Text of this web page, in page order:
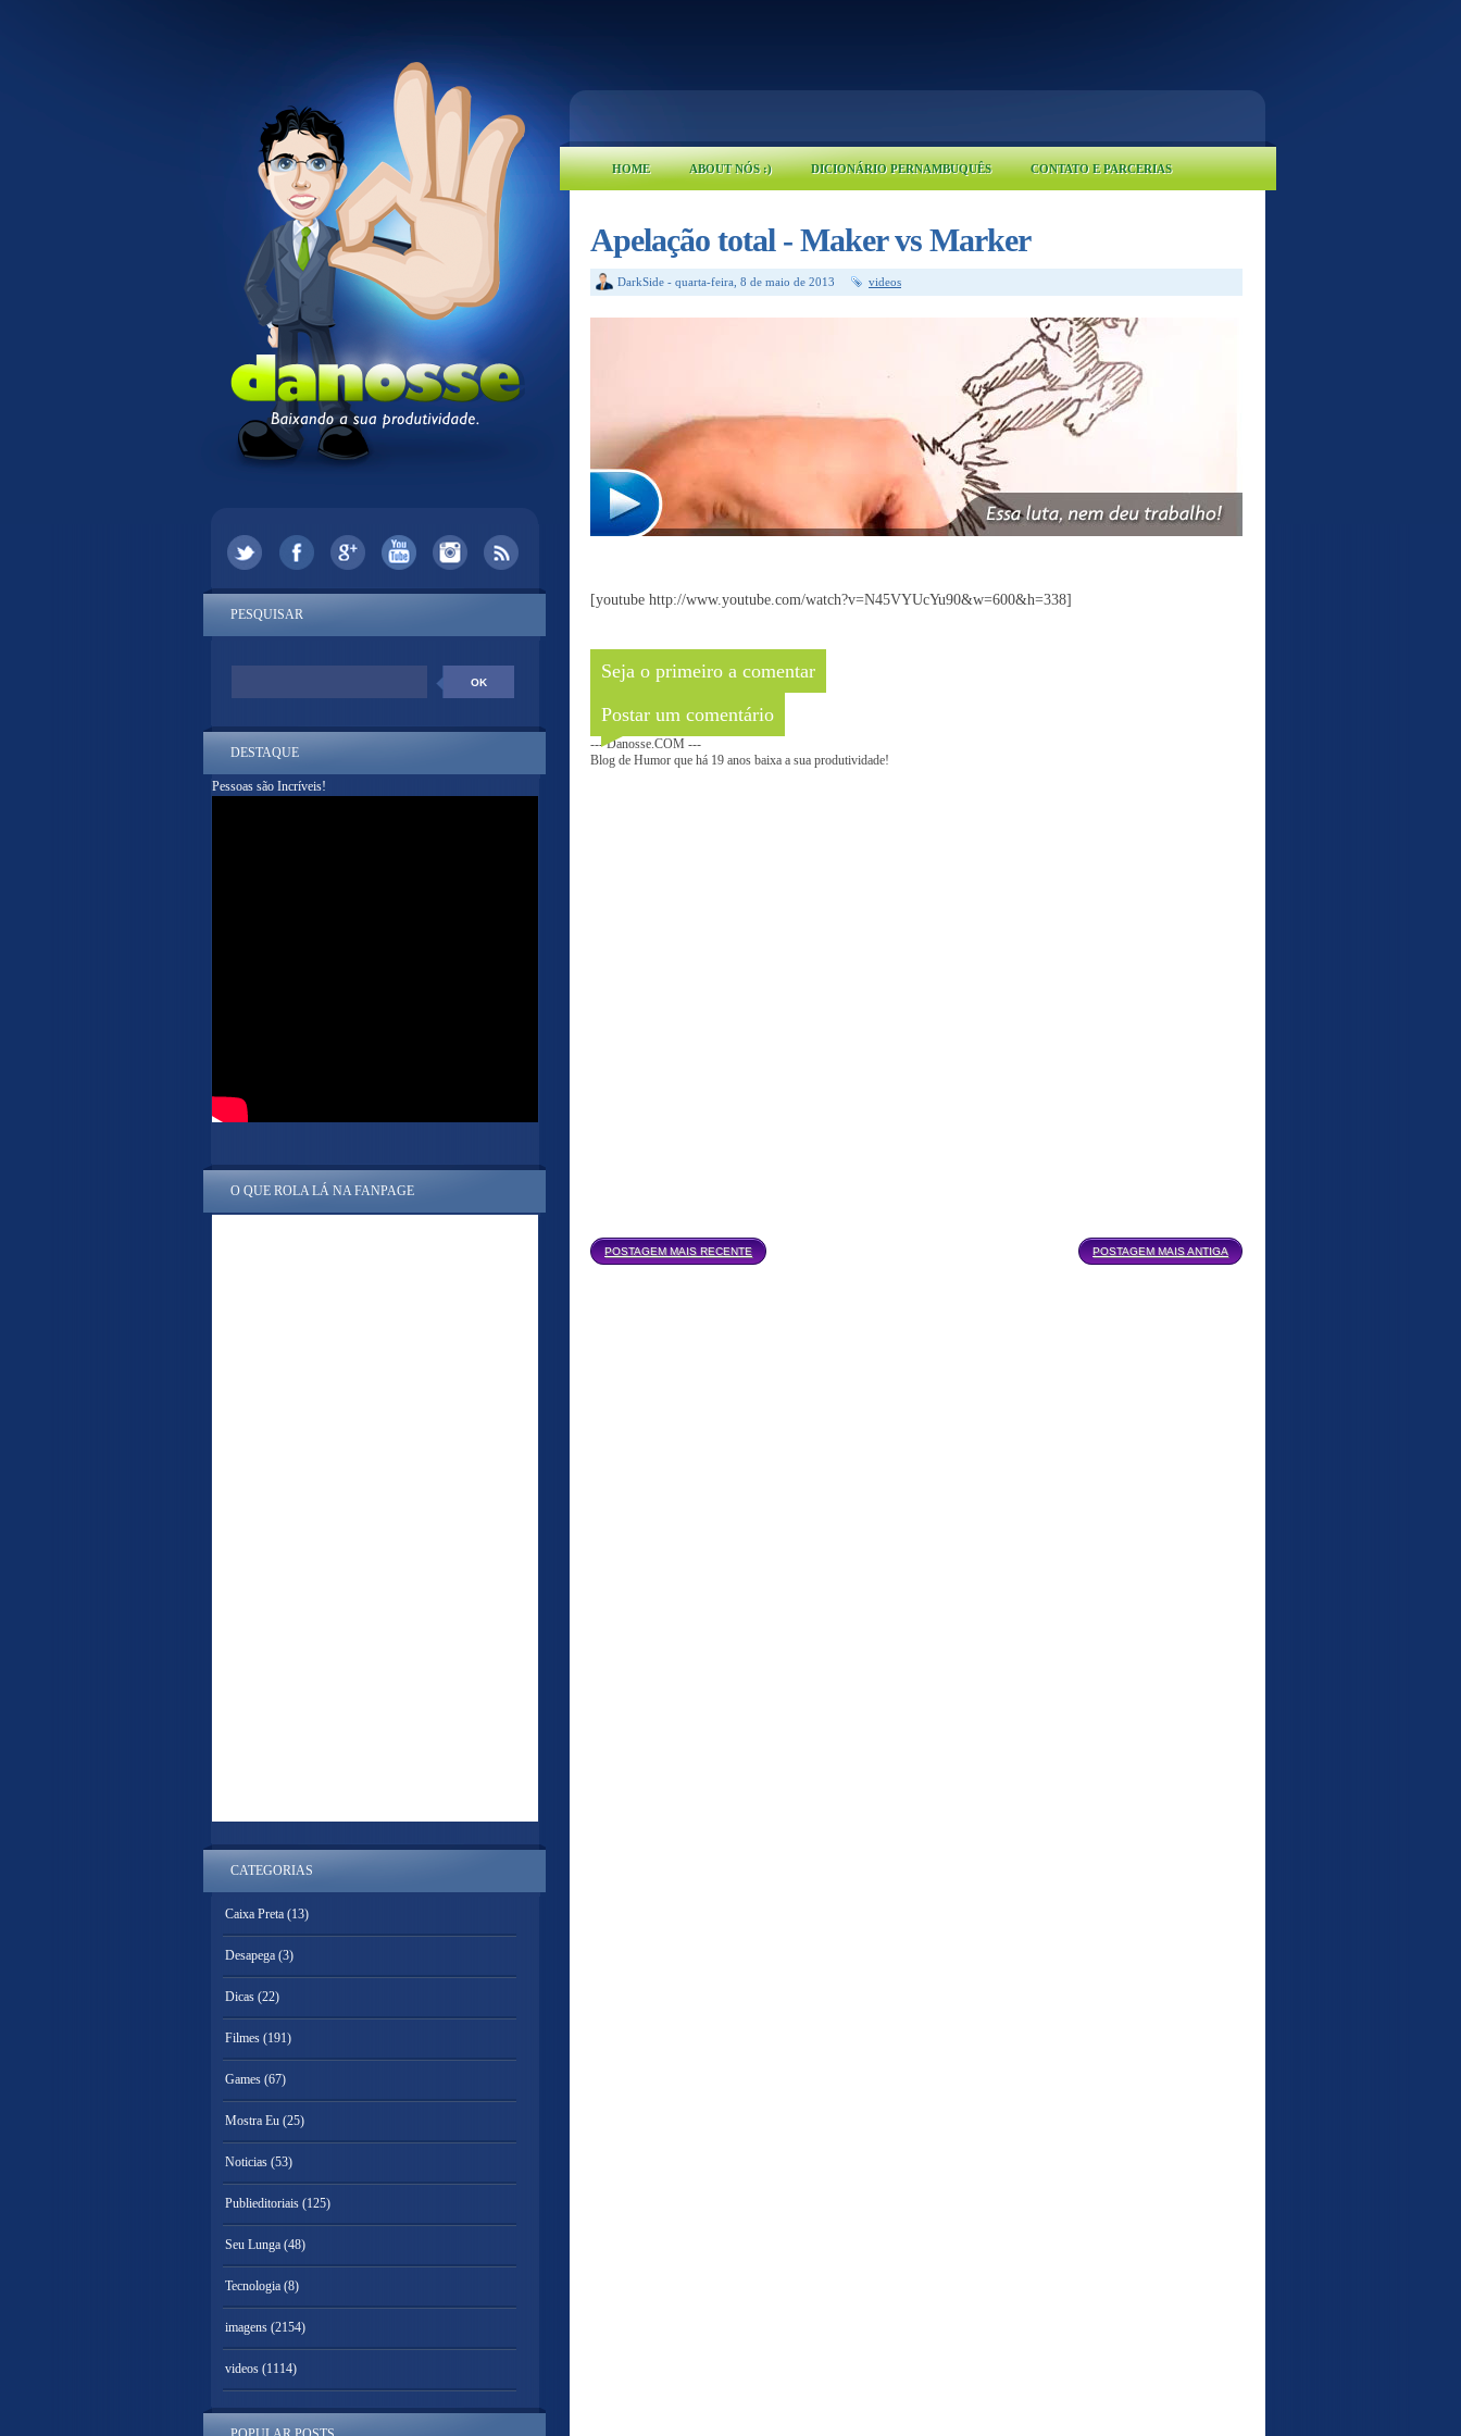
HOME ABOUT NÓS :) DICIONÁRIO PERNAMBUQUÊS CONTATO E PARCERIAS
Apelação total - Maker vs Marker
DarkSide - quarta-feira, 8 de maio de 2013 videos
[youtube http://www.youtube.com/watch?v=N45VYUcYu90&w=600&h=338]
Seja o primeiro a comentar
Postar um comentário
--- Danosse.COM ---
Blog de Humor que há 19 anos baixa a sua produtividade!
POSTAGEM MAIS RECENTE POSTAGEM MAIS ANTIGA
PESQUISAR
DESTAQUE
Pessoas são Incríveis!
O QUE ROLA LÁ NA FANPAGE
CATEGORIAS
Caixa Preta (13)
Desapega (3)
Dicas (22)
Filmes (191)
Games (67)
Mostra Eu (25)
Noticias (53)
Publieditoriais (125)
Seu Lunga (48)
Tecnologia (8)
imagens (2154)
videos (1114)